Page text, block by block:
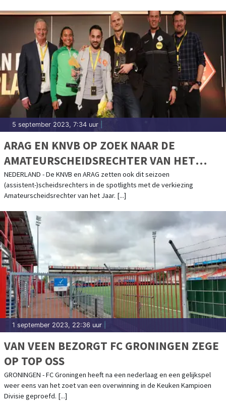
5 september 2023, 7:34 uur
ARAG EN KNVB OP ZOEK NAAR DE
AMATEURSCHEIDSRECHTER VAN HET
JAAR
NEDERLAND - De KNVB en ARAG zetten ook dit seizoen
(assistent-)scheidsrechters in de spotlights met de verkiezing
Amateurscheidsrechter van het Jaar. [...]
1 september 2023, 22:36 uur
VAN VEEN BEZORGT FC GRONINGEN ZEGE
OP TOP OSS
GRONINGEN - FC Groningen heeft na een nederlaag en een gelijkspel
weer eens van het zoet van een overwinning in de Keuken Kampioen
Divisie geproefd. [...]